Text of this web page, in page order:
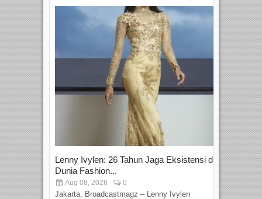
Lenny Ivylen: 26 Tahun Jaga Eksistensi di
Dunia Fashion...
Aug 08, 2026 0
Jakarta, Broadcastmagz – Lenny Ivylen